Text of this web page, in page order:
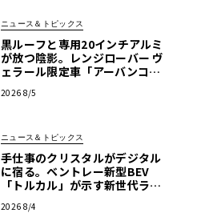
ニュース＆トピックス
黒ルーフと専用20インチアルミ
が放つ陰影。レンジローバー ヴ
ェラール限定車「アーバンコン
2026 8/5
ニュース＆トピックス
手仕事のクリスタルがデジタル
に宿る。ベントレー新型BEV
「トルカル」が示す新世代ラグ
2026 8/4